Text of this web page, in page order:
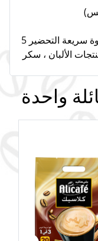
كوب بالنكهة الغنية بحيوية الجينسنج. قهوة سريعة التحضير 5
الألبان ، سكر
واحدة